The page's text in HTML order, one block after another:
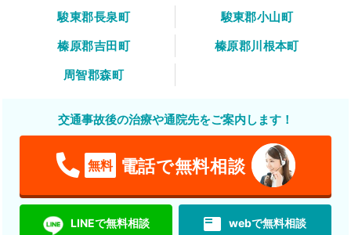
駿東郡長泉町
駿東郡小山町
榛原郡吉田町
榛原郡川根本町
周智郡森町
交通事故後の治療や通院先をご案内します！
無料 電話で無料相談
LINEで無料相談 featured_play_list webで無料相談